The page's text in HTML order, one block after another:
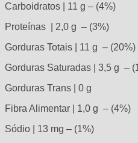
Carboidratos | 11 g – (4%)
Proteínas | 2,0 g – (3%)
Gorduras Totais | 11 g – (20%)
Gorduras Saturadas | 3,5 g –
Gorduras Trans | 0 g
Fibra Alimentar | 1,0 g – (4%)
Sódio | 13 mg – (1%)